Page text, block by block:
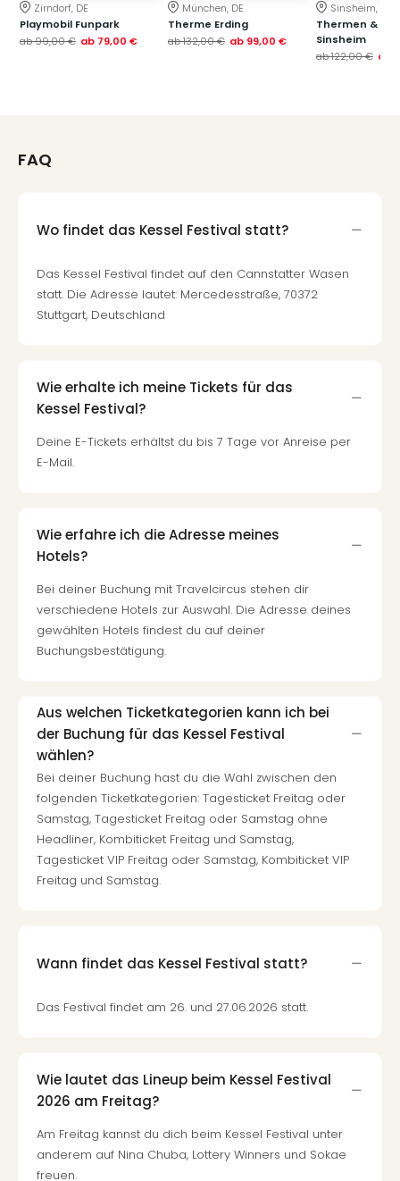
Zirndorf, DE
Playmobil Funpark
ab99,00 € ab 79,00 €
München, DE
Therme Erding
ab132,00 € ab 99,00 €
Sinsheim, DE
Thermen &
Sinsheim
ab122,00 € ab
FAQ
Wo findet das Kessel Festival statt?
Das Kessel Festival findet auf den Cannstatter Wasen
statt. Die Adresse lautet: Mercedesstraße, 70372
Stuttgart, Deutschland
Wie erhalte ich meine Tickets für das
Kessel Festival?
Deine E-Tickets erhältst du bis 7 Tage vor Anreise per
E-Mail.
Wie erfahre ich die Adresse meines
Hotels?
Bei deiner Buchung mit Travelcircus stehen dir
verschiedene Hotels zur Auswahl. Die Adresse deines
gewählten Hotels findest du auf deiner
Buchungsbestätigung.
Aus welchen Ticketkategorien kann ich bei
der Buchung für das Kessel Festival
wählen?
Bei deiner Buchung hast du die Wahl zwischen den
folgenden Ticketkategorien: Tagesticket Freitag oder
Samstag, Tagesticket Freitag oder Samstag ohne
Headliner, Kombiticket Freitag und Samstag,
Tagesticket VIP Freitag oder Samstag, Kombiticket VIP
Freitag und Samstag.
Wann findet das Kessel Festival statt?
Das Festival findet am 26. und 27.06.2026 statt.
Wie lautet das Lineup beim Kessel Festival
2026 am Freitag?
Am Freitag kannst du dich beim Kessel Festival unter
anderem auf Nina Chuba, Lottery Winners und Sokae
freuen.